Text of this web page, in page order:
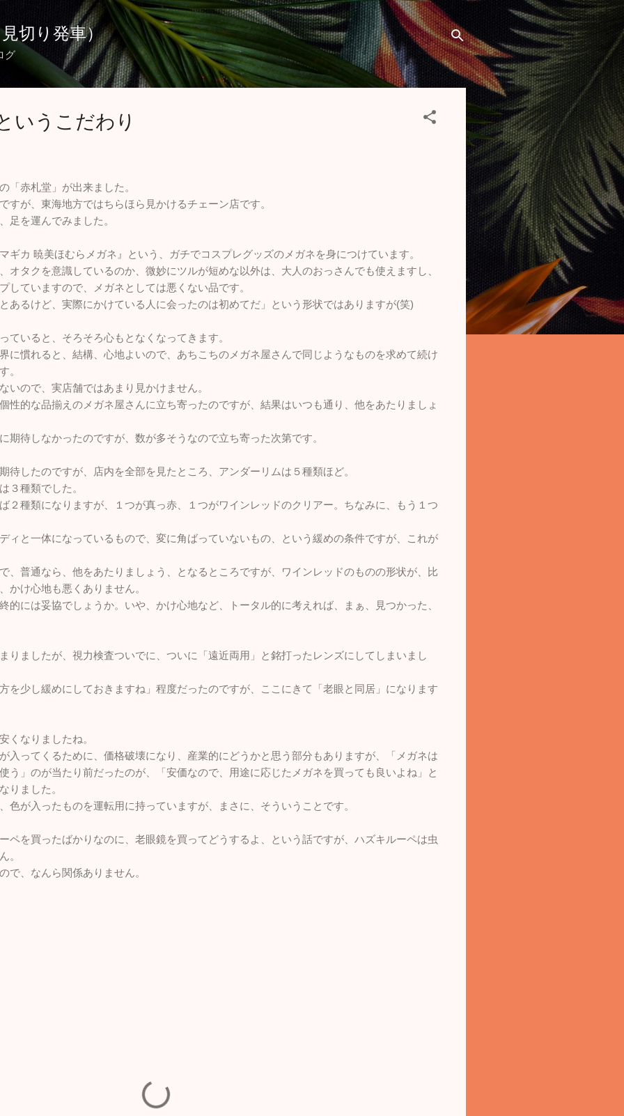
スキップしてメイン コンテンツに移動
切り発車）
グ
いうこだわり
「赤札堂」が出来ました。
すが、東海地方ではちらほら見かけるチェーン店です。
足を運んでみました。
カ 暁美ほむらメガネ』という、ガチでコスプレグッズのメガネを身につけています。
オタクを意識しているのか、微妙にツルが短めな以外は、大人のおっさんでも使えますし、
していますので、メガネとしては悪くない品です。
あるけど、実際にかけている人に会ったのは初めてだ」という形状ではありますが(笑)
ていると、そろそろ心もとなくなってきます。
に慣れると、結構、心地よいので、あちこちのメガネ屋さんで同じようなものを求めて続け
。
いので、実店舗ではあまり見かけません。
性的な品揃えのメガネ屋さんに立ち寄ったのですが、結果はいつも通り、他をあたりましょ
期待しなかったのですが、数が多そうなので立ち寄った次第です。
待したのですが、店内を全部を見たところ、アンダーリムは５種類ほど。
３種類でした。
２種類になりますが、１つが真っ赤、１つがワインレッドのクリアー。ちなみに、もう１つ
ィと一体になっているもので、変に角ばっていないもの、という緩めの条件ですが、これが
、普通なら、他をあたりましょう、となるところですが、ワインレッドのものの形状が、比
かけ心地も悪くありません。
的には妥協でしょうか。いや、かけ心地など、トータル的に考えれば、まぁ、見つかった、
りましたが、視力検査ついでに、ついに「遠近両用」と銘打ったレンズにしてしまいまし
を少し緩めにしておきますね」程度だったのですが、ここにきて「老眼と同居」になります
くなりましたね。
入ってくるために、価格破壊になり、産業的にどうかと思う部分もありますが、「メガネは
う」のが当たり前だったのが、「安価なので、用途に応じたメガネを買っても良いよね」と
りました。
色が入ったものを運転用に持っていますが、まさに、そういうことです。
ペを買ったばかりなのに、老眼鏡を買ってどうするよ、という話ですが、ハズキルーペは虫
。
で、なんら関係ありません。